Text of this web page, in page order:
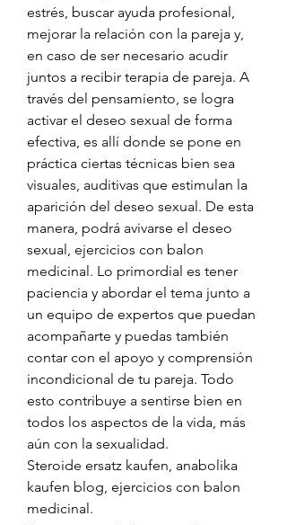
estrés, buscar ayuda profesional,
mejorar la relación con la pareja y,
en caso de ser necesario acudir
juntos a recibir terapia de pareja. A
través del pensamiento, se logra
activar el deseo sexual de forma
efectiva, es allí donde se pone en
práctica ciertas técnicas bien sea
visuales, auditivas que estimulan la
aparición del deseo sexual. De esta
manera, podrá avivarse el deseo
sexual, ejercicios con balon
medicinal. Lo primordial es tener
paciencia y abordar el tema junto a
un equipo de expertos que puedan
acompañarte y puedas también
contar con el apoyo y comprensión
incondicional de tu pareja. Todo
esto contribuye a sentirse bien en
todos los aspectos de la vida, más
aún con la sexualidad.
Steroide ersatz kaufen, anabolika
kaufen blog, ejercicios con balon
medicinal.